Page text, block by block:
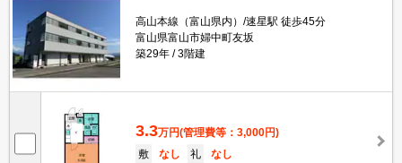
高山本線（富山県内）/速星駅 徒歩45分
富山県富山市婦中町友坂
築29年
3階建
3.3万円(管理費等：3,000円)
敷
なし 礼
なし